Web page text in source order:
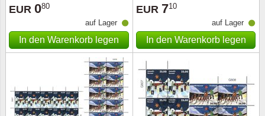
EUR 080
auf Lager
In den Warenkorb legen
EUR 710
auf Lager
In den Warenkorb legen